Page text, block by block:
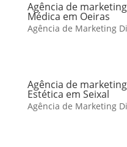
Agência de
Médica em Oeiras
Agência de Marketing
Agência de
Estética em Seixal
Agência de Marketing